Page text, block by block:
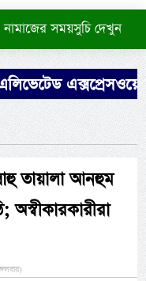
নামাজের সময়সুচি দেখুন
এক্সপ্রেসওয়ের
তায়ালা আনহুম